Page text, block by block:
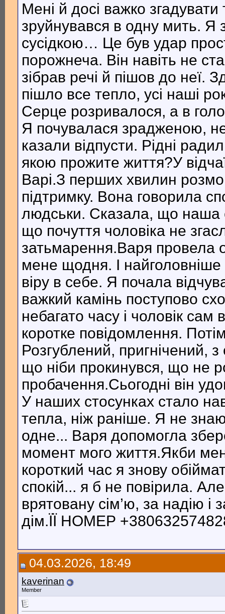
Мені й досі важко
зруйнувався в одну мить. Я
сусідкою… Це був удар
порожнеча. Він навіть не
зібрав речі й пішов до неї.
пішло все тепло, усі наші
Серце розривалося, а в
Я почувалася зрадженою,
казали відпусти. Рідні
якою прожите життя?У
Варі.З перших хвилин
підтримку. Вона говорила
людськи. Сказала, що наша
що почуття чоловіка не
затьмарення.Варя провела
мене щодня. І
віру в себе. Я почала
важкий камінь поступово
небагато часу і чоловік
коротке повідомлення.
Розгублений, пригнічений,
що ніби прокинувся, що не
пробачення.Сьогодні він
У наших стосунках стало
тепла, ніж раніше. Я не
одне... Варя допомогла
момент мого життя.Якби
короткий час я знову
спокій... я б не повірила.
врятовану сім’ю, за надію і
дім.ЇЇ НОМЕР
04.03.2026, 18:49
kaverinan
Member